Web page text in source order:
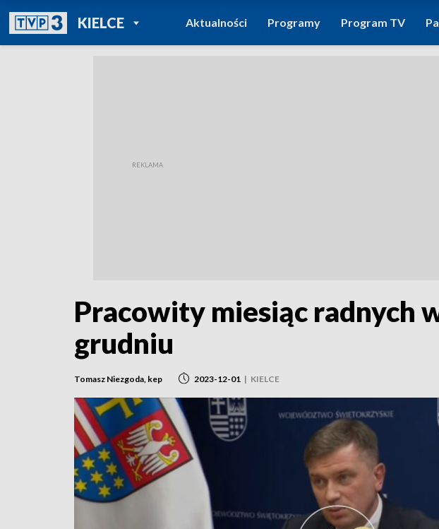
KIELCEPOWRÓT DO
TVP REGIONY
Aktualności Programy Program TV
Pracowity miesiąc radnych
grudniu
Tomasz Niezgoda, kep 2023-12-01 | KIELCE